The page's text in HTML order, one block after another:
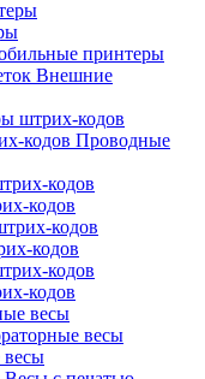
принтеры
Внешние
штрих-кодов
Проводные
кодов
кодов
кодов
весы
весы
весы